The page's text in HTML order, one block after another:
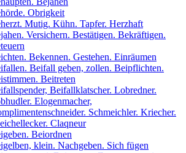
Obrigkeit
Mutig. Kühn. Tapfer. Herzhaft
Versichern. Bestätigen. Bekräftigen.
Bekennen. Gestehen. Einräumen
Beifall geben, zollen. Beipflichten.
Beitreten
Beifallklatscher. Lobredner.
Elogenmacher,
Schmeichler. Kriecher.
Claqneur
Beiordnen
klein. Nachgeben. Sich fügen